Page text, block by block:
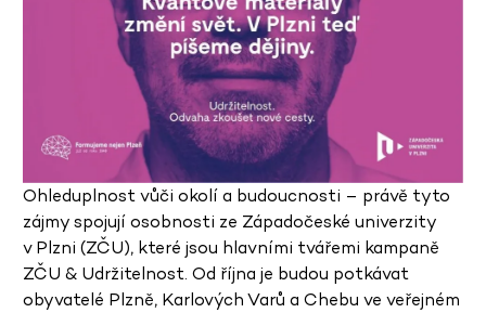
Ohleduplnost vůči okolí a budoucnosti – právě tyto
zájmy spojují osobnosti ze Západočeské univerzity
v Plzni (ZČU), které jsou hlavními tvářemi kampaně
ZČU & Udržitelnost. Od října je budou potkávat
obyvatelé Plzně, Karlových Varů a Chebu ve veřejném